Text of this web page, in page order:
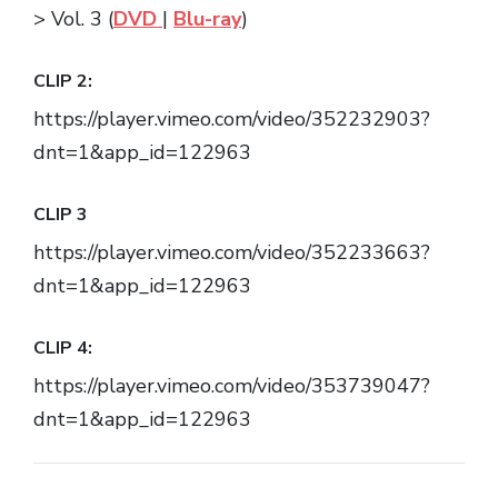
> Vol. 3 (DVD | Blu-ray)
CLIP 2:
https://player.vimeo.com/video/352232903?
dnt=1&app_id=122963
CLIP 3
https://player.vimeo.com/video/352233663?
dnt=1&app_id=122963
CLIP 4:
https://player.vimeo.com/video/353739047?
dnt=1&app_id=122963